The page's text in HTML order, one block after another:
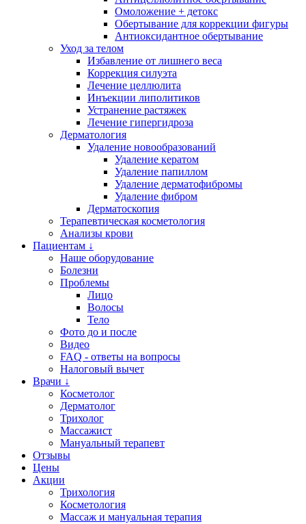
Омоложение + детокс
Обертывание для коррекции фигуры
Антиоксидантное обертывание
Уход за телом
Избавление от лишнего веса
Коррекция силуэта
Лечение целлюлита
Инъекции липолитиков
Устранение растяжек
Лечение гипергидроза
Дерматология
Удаление новообразований
Удаление кератом
Удаление папиллом
Удаление дерматофибромы
Удаление фибром
Дерматоскопия
Терапевтическая косметология
Анализы крови
Пациентам ↓
Наше оборудование
Болезни
Проблемы
Лицо
Волосы
Тело
Фото до и после
Видео
FAQ - ответы на вопросы
Налоговый вычет
Врачи ↓
Косметолог
Дерматолог
Трихолог
Массажист
Мануальный терапевт
Отзывы
Цены
Акции
Трихология
Косметология
Массаж и мануальная терапия